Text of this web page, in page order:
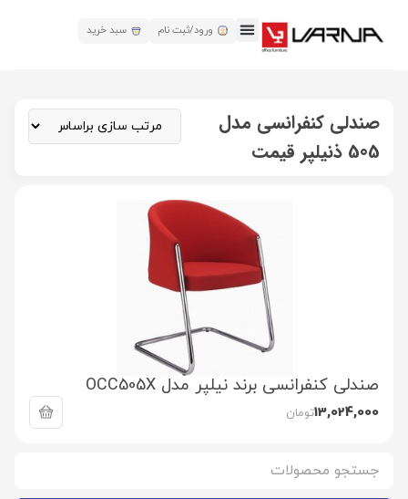
ورود/ثبت نام سبد خرید
صندلی کنفرانسی مدل
505 ذنیلپر قیمت
صندلی کنفرانسی برند نیلپر مدل OCC505X
13,024,000تومان